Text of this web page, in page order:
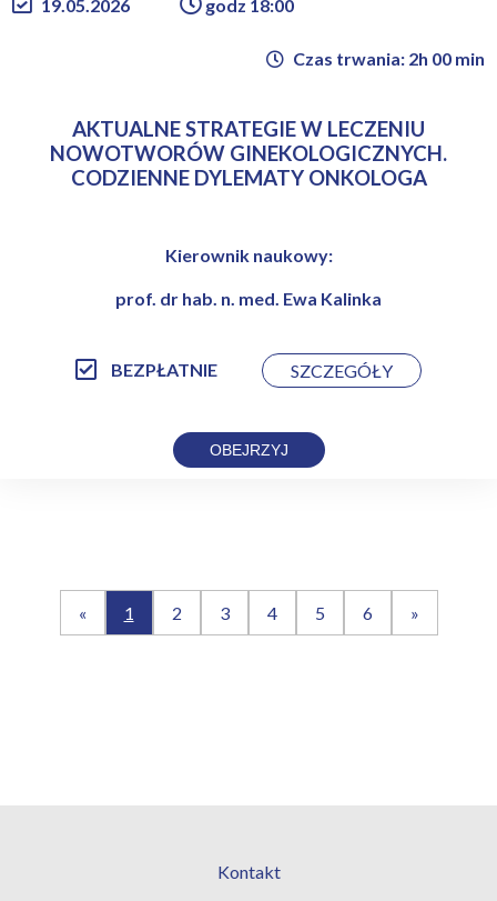
19.05.2026 godz 18:00
Czas trwania: 2h 00 min
AKTUALNE STRATEGIE W LECZENIU
NOWOTWORÓW GINEKOLOGICZNYCH.
CODZIENNE DYLEMATY ONKOLOGA
Kierownik naukowy:
prof. dr hab. n. med. Ewa Kalinka
BEZPŁATNIE SZCZEGÓŁY
OBEJRZYJ
« 1 2 3 4 5 6 »
Kontakt